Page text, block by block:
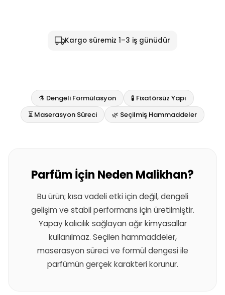
Kargo süremiz 1–3 iş günüdür
⚗️ Dengeli Formülasyon
🧪 Fixatörsüz Yapı
⏳ Maserasyon Süreci
🌿 Seçilmiş Hammaddeler
Parfüm İçin Neden Malikhan?
Bu ürün; kısa vadeli etki için değil, dengeli
gelişim ve stabil performans için üretilmiştir.
Yapay kalıcılık sağlayan ağır kimyasallar
kullanılmaz. Seçilen hammaddeler,
maserasyon süreci ve formül dengesi ile
parfümün gerçek karakteri korunur.